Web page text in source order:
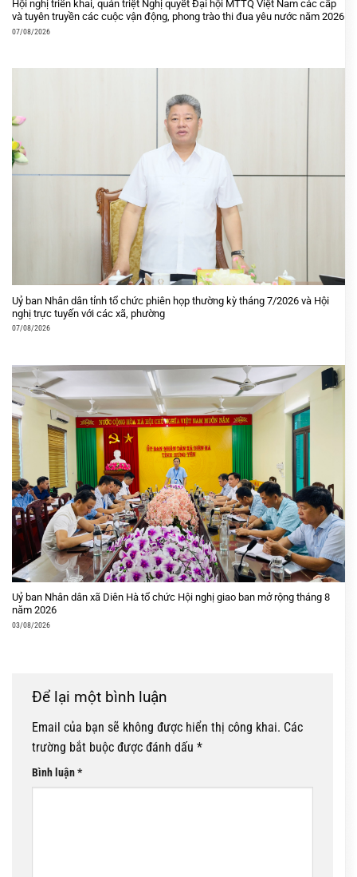
Hội nghị triển khai, quán triệt Nghị quyết Đại hội MTTQ Việt Nam các cấp
và tuyên truyền các cuộc vận động, phong trào thi đua yêu nước năm 2026
07/08/2026
Uỷ ban Nhân dân tỉnh tổ chức phiên họp thường kỳ tháng 7/2026 và Hội
nghị trực tuyến với các xã, phường
07/08/2026
Uỷ ban Nhân dân xã Diên Hà tổ chức Hội nghị giao ban mở rộng tháng 8
năm 2026
03/08/2026
Để lại một bình luận
Email của bạn sẽ không được hiển thị công khai. Các
trường bắt buộc được đánh dấu *
Bình luận*